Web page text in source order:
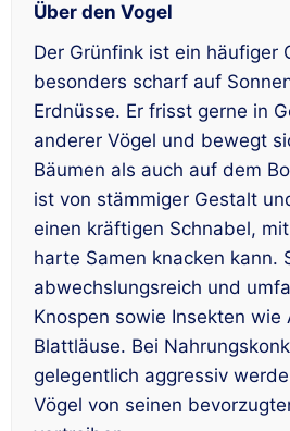
Über den Vogel
Der Grünfink ist ein häufiger
besonders scharf auf
Erdnüsse. Er frisst gerne in
anderer Vögel und bewegt
Bäumen als auch auf dem
ist von stämmiger Gestalt
einen kräftigen Schnabel,
harte Samen knacken kann.
abwechslungsreich und
Knospen sowie Insekten wie
Blattläuse. Bei
gelegentlich aggressiv
Vögel von seinen